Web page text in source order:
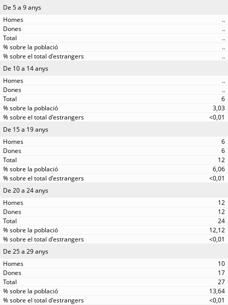
De 5 a 9 anys
..
..
..
..
..
De 10 a 14 anys
..
..
6
3,03
<0,01
De 15 a 19 anys
6
6
12
6,06
<0,01
De 20 a 24 anys
12
12
24
12,12
<0,01
De 25 a 29 anys
10
17
27
13,64
<0,01